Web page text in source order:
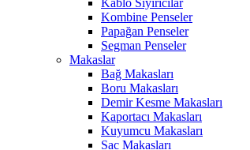
Kablo Sıyırıcılar
Kombine Penseler
Papağan Penseler
Segman Penseler
Makaslar
Bağ Makasları
Boru Makasları
Demir Kesme Makasları
Kaportacı Makasları
Kuyumcu Makasları
Sac Makasları